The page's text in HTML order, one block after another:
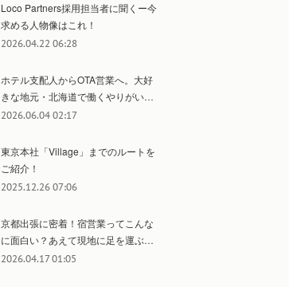
Loco Partners採用担当者に聞くー今
求める人物像はこれ！
2026.04.22 06:28
ホテル支配人からOTA営業へ。大好
きな地元・北海道で働くやりがい…
2026.06.04 02:17
東京本社「Village」までのルートを
ご紹介！
2025.12.26 07:06
京都出張に密着！宿営業ってこんな
に面白い？あえて現地に足を運ぶ…
2026.04.17 01:05